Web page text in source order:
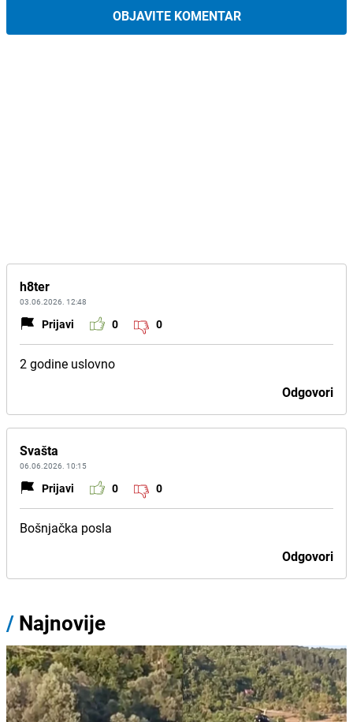
OBJAVITE KOMENTAR
h8ter
03.06.2026. 12:48
Prijavi 0 0
2 godine uslovno
Odgovori
Svašta
06.06.2026. 10:15
Prijavi 0 0
Bošnjačka posla
Odgovori
/ Najnovije